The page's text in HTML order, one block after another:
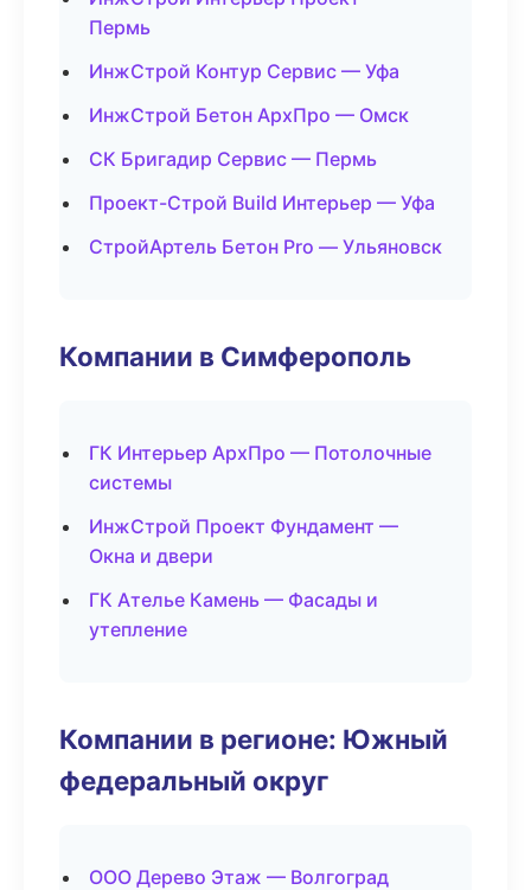
Пермь
ИнжСтрой Контур Сервис — Уфа
ИнжСтрой Бетон АрхПро — Омск
СК Бригадир Сервис — Пермь
Проект-Строй Build Интерьер — Уфа
СтройАртель Бетон Pro — Ульяновск
Компании в Симферополь
ГК Интерьер АрхПро — Потолочные
системы
ИнжСтрой Проект Фундамент —
Окна и двери
ГК Ателье Камень — Фасады и
утепление
Компании в регионе: Южный
федеральный округ
ООО Дерево Этаж — Волгоград